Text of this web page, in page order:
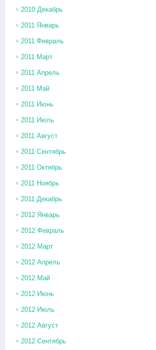
2010 Декабрь
2011 Январь
2011 Февраль
2011 Март
2011 Апрель
2011 Май
2011 Июнь
2011 Июль
2011 Август
2011 Сентябрь
2011 Октябрь
2011 Ноябрь
2011 Декабрь
2012 Январь
2012 Февраль
2012 Март
2012 Апрель
2012 Май
2012 Июнь
2012 Июль
2012 Август
2012 Сентябрь